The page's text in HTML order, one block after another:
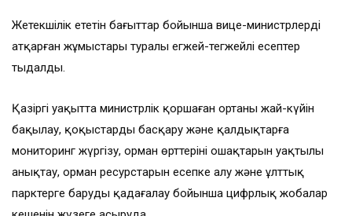
Жетекшілік ететін бағыттар бойынша вице-министрлердің
атқарған жұмыстары туралы егжей-тегжейлі есептер
тыңдалды.
Қазіргі уақытта министрлік қоршаған ортаның жай-күйін
бақылау, қоқыстарды басқару және қалдықтарға
мониторинг жүргізу, орман өрттерінің ошақтарын уақтылы
анықтау, орман ресурстарын есепке алу және ұлттық
парктерге баруды қадағалау бойынша цифрлық жобалар